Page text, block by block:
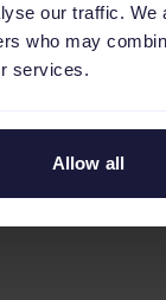
our traffic. We
who may
services.
Allow all